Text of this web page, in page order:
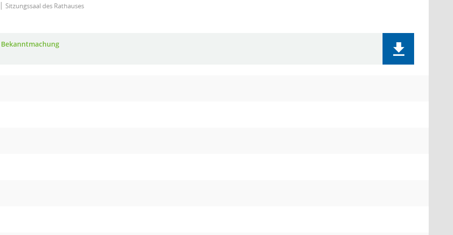
Sitzungssaal des Rathauses
Bekanntmachung